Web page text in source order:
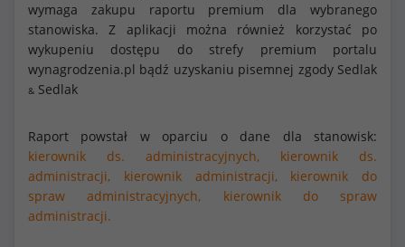
wymaga zakupu raportu premium dla wybranego
stanowiska. Z aplikacji można również korzystać po
wykupeniu dostępu do strefy premium portalu
wynagrodzenia.pl bądź uzyskaniu pisemnej zgody Sedlak
& Sedlak
Raport powstał w oparciu o dane dla stanowisk:
kierownik ds. administracyjnych,
kierownik ds.
administracji,
kierownik administracji,
kierownik do
spraw administracyjnych,
kierownik do spraw
administracji.